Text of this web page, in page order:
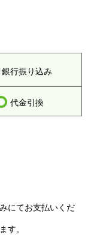
銀行振り込み
代金引換
にてお支払いくだ
す。